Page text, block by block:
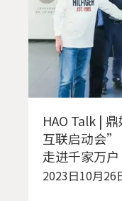
HAO Talk |
互联启动会”
走进千家万户
2023日10月26